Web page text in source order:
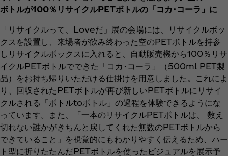
ボトルが100％リサイクルPETボトルの「コカ･コーラ」に
「リサイクルって、Loveだ」展の会場には、リサイクルボッ
クスを設置し、来場者が飲み終わった空のPETボトルを持参
しリサイクルボックスに入れると、自動販売機から100％リサ
イクルPETボトルでできた「コカ･コーラ」（500ml PET製
品）をお持ち帰りいただける仕掛けを用意しました。これによ
り、回収されたPETボトルが再び新しいPETボトルにリサイ
クルされる「ボトルtoボトル」の過程を体験できるようにな
っています。また、「一本のリサイクルPETボトルは、 数え
切れない誰かがきちんと戻してくれた無数のPETボトルから
できていること」を視覚的にもわかりやすく伝えるため、ハー
ト型に折りたたんだPETボトルを使ったビジュアルを展示予